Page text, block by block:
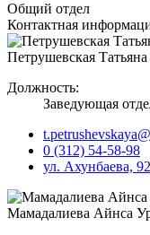
Общий отдел
Контактная
Петрушевская
Должность:
Заведующая
0 (312) 54-58-98
ул. Ахунбаева,
Мамадалиева Айнса